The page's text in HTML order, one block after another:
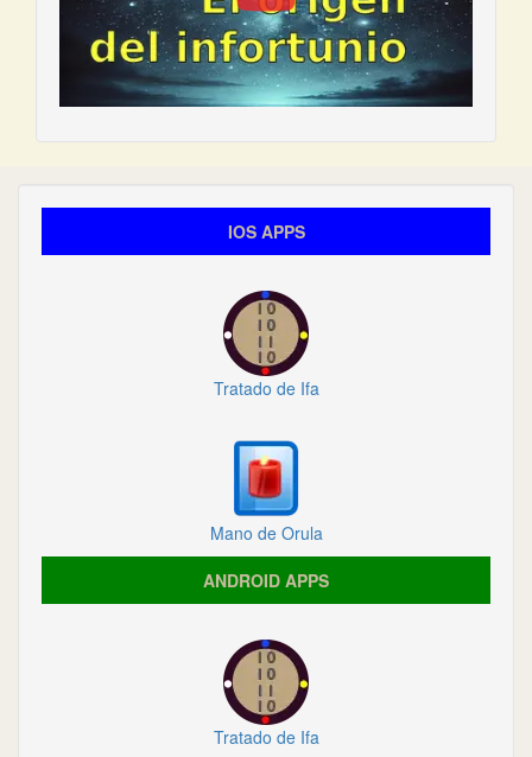
IOS APPS
Tratado de Ifa
Mano de Orula
ANDROID APPS
Tratado de Ifa